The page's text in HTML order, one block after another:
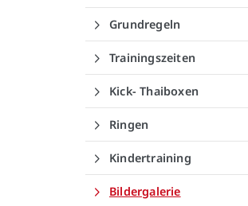
Grundregeln
Trainingszeiten
Kick- Thaiboxen
Ringen
Kindertraining
Bildergalerie